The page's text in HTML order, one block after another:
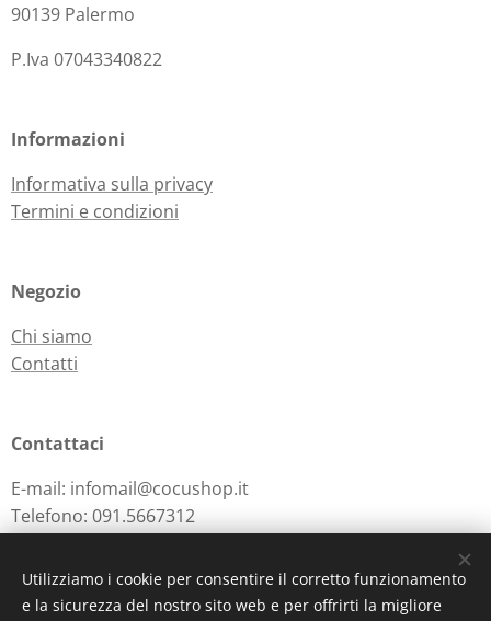
90139 Palermo
P.Iva 07043340822
Informazioni
Informativa sulla privacy
Termini e condizioni
Negozio
Chi siamo
Contatti
Contattaci
E-mail: infomail@cocushop.it
Telefono: 091.5667312
Powered byWebnode Cookies
Utilizziamo i cookie per consentire il corretto funzionamento
e la sicurezza del nostro sito web e per offrirti la migliore